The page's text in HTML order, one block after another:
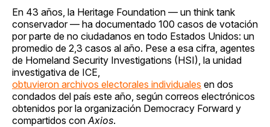
En 43 años, la Heritage Foundation — un think tank
conservador — ha documentado 100 casos de votación
por parte de no ciudadanos en todo Estados Unidos: un
promedio de 2,3 casos al año. Pese a esa cifra, agentes
de Homeland Security Investigations (HSI), la unidad
investigativa de ICE,
obtuvieron archivos electorales individuales en dos
condados del país este año, según correos electrónicos
obtenidos por la organización Democracy Forward y
compartidos con Axios.